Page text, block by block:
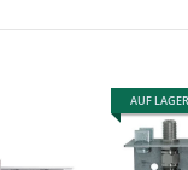
AUF LAGER